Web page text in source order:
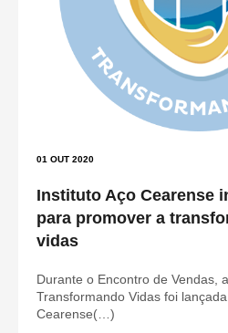
01 OUT 2020
Instituto Aço Cearense
para promover a
vidas
Durante o Encontro de Vendas,
Transformando Vidas foi
Cearense(…)